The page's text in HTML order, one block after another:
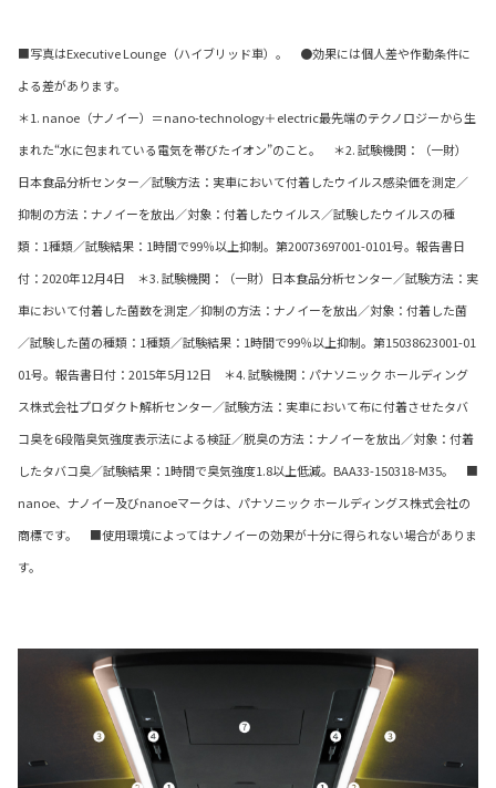
■写真はExecutive Lounge（ハイブリッド車）。 ●効果には個人差や作動条件に
よる差があります。
＊1. nanoe（ナノイー）＝nano-technology＋electric最先端のテクノロジーから生
まれた“水に包まれている電気を帯びたイオン”のこと。 ＊2. 試験機関：（一財）
日本食品分析センター／試験方法：実車において付着したウイルス感染価を測定／
抑制の方法：ナノイーを放出／対象：付着したウイルス／試験したウイルスの種
類：1種類／試験結果：1時間で99％以上抑制。第20073697001-0101号。報告書日
付：2020年12月4日 ＊3. 試験機関：（一財）日本食品分析センター／試験方法：実
車において付着した菌数を測定／抑制の方法：ナノイーを放出／対象：付着した菌
／試験した菌の種類：1種類／試験結果：1時間で99％以上抑制。第15038623001-01
01号。報告書日付：2015年5月12日 ＊4. 試験機関：パナソニック ホールディング
ス株式会社プロダクト解析センター／試験方法：実車において布に付着させたタバ
コ臭を6段階臭気強度表示法による検証／脱臭の方法：ナノイーを放出／対象：付着
したタバコ臭／試験結果：1時間で臭気強度1.8以上低減。BAA33-150318-M35。 ■
nanoe、ナノイー及びnanoeマークは、パナソニック ホールディングス株式会社の
商標です。 ■使用環境によってはナノイーの効果が十分に得られない場合がありま
す。